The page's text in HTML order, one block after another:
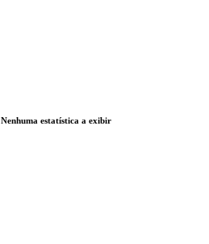
Nenhuma estatística a exibir